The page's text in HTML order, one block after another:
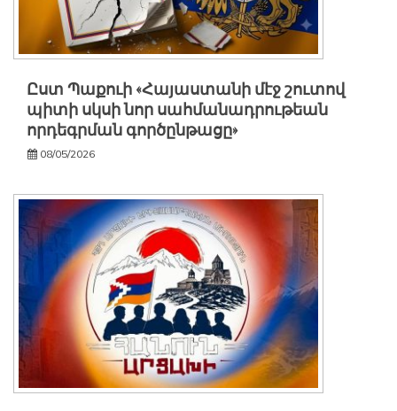
Ըստ Պաքուի «Հայաստանի մէջ շուտով
պիտի սկսի նոր սահմանադրութեան
որդեգրման գործընթացը»
08/05/2026